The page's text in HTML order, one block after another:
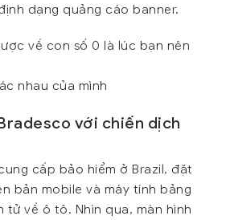
dạng quảng cáo banner.
về con số 0 là lúc bạn nên
nhau của mình
với chiến dịch
cấp bảo hiểm ở Brazil, đặt
bản mobile và máy tính bảng
về ô tô. Nhìn qua, màn hình